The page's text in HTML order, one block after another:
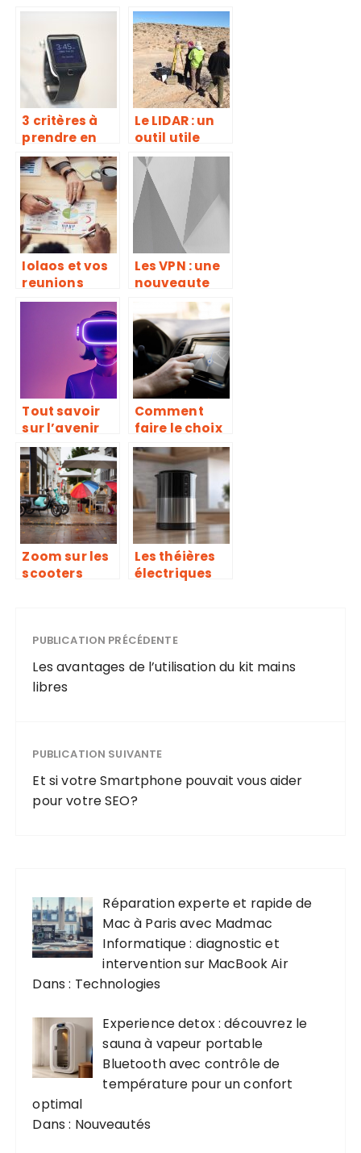
une solution
à nos
recherches ?
3 critères à
prendre en
compte pour
choisir une
montre
connectée
Le LIDAR : un
outil utile
dans
différents
domaines
Iolaos et vos
reunions
prennent une
nouvelle
dimension
Les VPN : une
nouveaute
pour surfer
en toute
securite
Tout savoir
sur l’avenir
du metavers
Comment
faire le choix
d’un meilleur
autoradio
GPS
multimedia
en 2022 ?
Zoom sur les
scooters
mobilite
respectueuse
de
Les théières
électriques
PUBLICATION PRÉCÉDENTE
Les avantages de l’utilisation du kit mains
libres
PUBLICATION SUIVANTE
Et si votre Smartphone pouvait vous aider
pour votre SEO?
Réparation experte et rapide de
Mac à Paris avec Madmac
Informatique : diagnostic et
intervention sur MacBook Air
Dans : Technologies
Experience detox : découvrez le
sauna à vapeur portable
Bluetooth avec contrôle de
température pour un confort
optimal
Dans : Nouveautés